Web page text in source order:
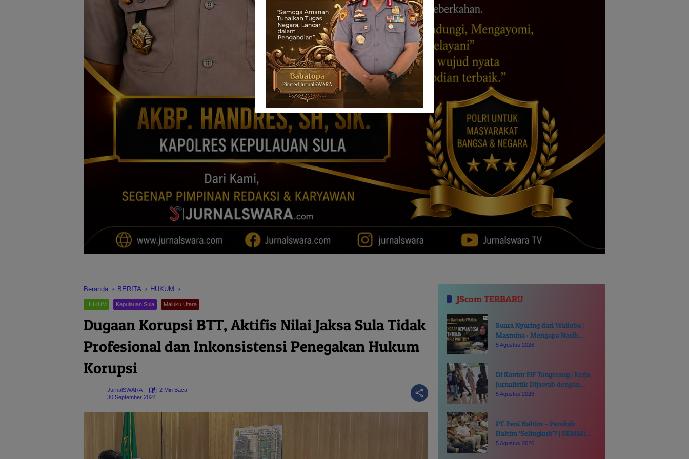
Beranda BERITA HUKUM
HUKUM Kepulauan Sula Maluku Utara
Dugaan Korupsi BTT, Aktifis Nilai Jaksa Sula Tidak
Profesional dan Inkonsistensi Penegakan Hukum
Korupsi
JurnalSWARA
2 Min Baca
30 September 2024
JScom TERBARU
Suara Nyaring dari Wailoba |
Masmina : Mengapa Nasib
Kades Desa Ditentukan di Meja
5 Agustus 2026
Di Kantor FIF Tangerang | Kerja
Jurnalistik Dijawab dengan
Intimidasi dan Cakaran
5 Agustus 2026
PT. Feni Haltim – Pemkab
Haltim ‘Selingkuh’? | SEMMI
MALUT Ancam Polisikan Sekda
5 Agustus 2026